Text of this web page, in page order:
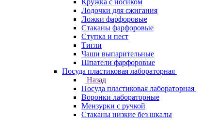
Кружка с носиком
Лодочки для сжигания
Ложки фарфоровые
Стаканы фарфоровые
Ступка и пест
Тигли
Чаши выпарительные
Шпатели фарфоровые
Посуда пластиковая лабораторная
Назад
Посуда пластиковая лабораторная
Воронки лабораторные
Мензурки с ручкой
Стаканы низкие без шкалы